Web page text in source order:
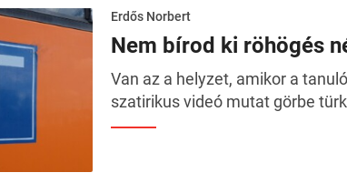
Erdős Norbert
Nem bírod ki röhögés
Van az a helyzet, amikor a
szatirikus videó mutat görbe